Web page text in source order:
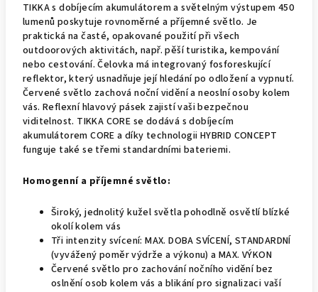
TIKKA s dobíjecím akumulátorem a světelným výstupem 450
lumenů poskytuje rovnoměrné a příjemné světlo. Je
praktická na časté, opakované použití při všech
outdoorových aktivitách, např. pěší turistika, kempování
nebo cestování. Čelovka má integrovaný fosforeskující
reflektor, který usnadňuje její hledání po odložení a vypnutí.
Červené světlo zachová noční vidění a neoslní osoby kolem
vás. Reflexní hlavový pásek zajistí vaši bezpečnou
viditelnost. TIKKA CORE se dodává s dobíjecím
akumulátorem CORE a díky technologii HYBRID CONCEPT
funguje také se třemi standardními bateriemi.
Homogenní a příjemné světlo:
Široký, jednolitý kužel světla pohodlně osvětlí blízké
okolí kolem vás
Tři intenzity svícení: MAX. DOBA SVÍCENÍ, STANDARDNÍ
(vyvážený poměr výdrže a výkonu) a MAX. VÝKON
Červené světlo pro zachování nočního vidění bez
oslnění osob kolem vás a blikání pro signalizaci vaší